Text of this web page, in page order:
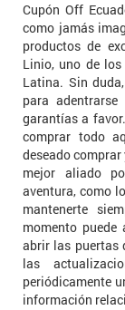
Cupón Off
como jamás
productos de
Linio, uno de
Latina. Sin
para
garantías a
comprar todo
deseado
mejor aliado
aventura, como
mantenerte
momento
abrir las puertas
las
periódicamente
información